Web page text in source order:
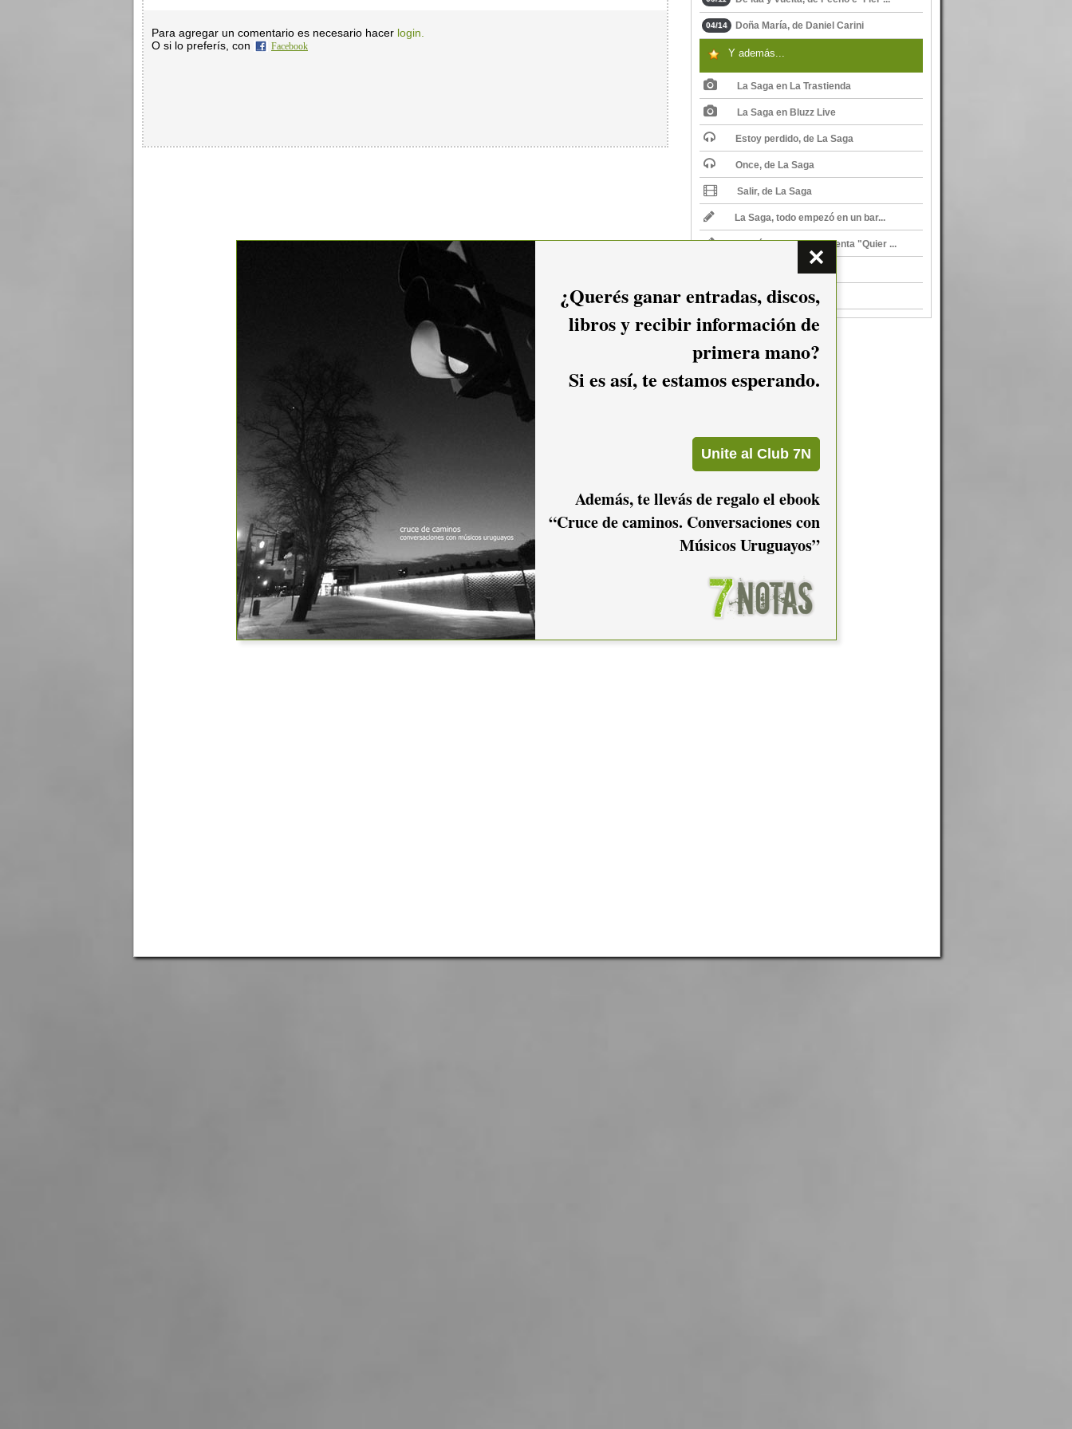
Para agregar un comentario es necesario hacer login.
O si lo preferís, con
Facebook
04/14 Doña María, de Daniel Carini
Y además...
La Saga en La Trastienda
La Saga en Bluzz Live
Estoy perdido, de La Saga
Once, de La Saga
Salir, de La Saga
La Saga, todo empezó en un bar...
Nicolás Bagattini presenta "Quier ...
La Saga en El Plaza
¿Querés ganar entradas, discos,
libros y recibir información de
primera mano?
Si es así, te estamos esperando.
Además, te llevás de regalo el ebook
“Cruce de caminos. Conversaciones con
Músicos Uruguayos”